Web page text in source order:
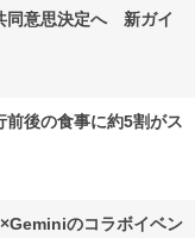
同意思決定へ 新ガイ
前後の食事に約5割がス
のコラボイベン